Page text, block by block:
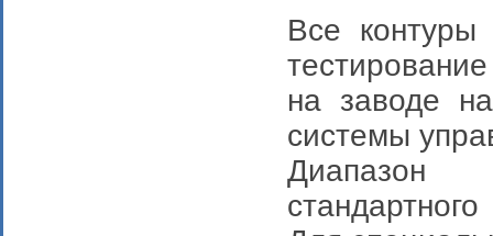
Все контуры
на заводе
системы
Диапазон